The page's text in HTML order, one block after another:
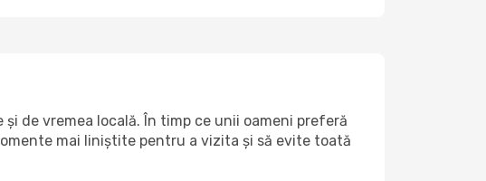
de vremea locală. În timp ce unii oameni preferă
mai liniștite pentru a vizita și să evite toată